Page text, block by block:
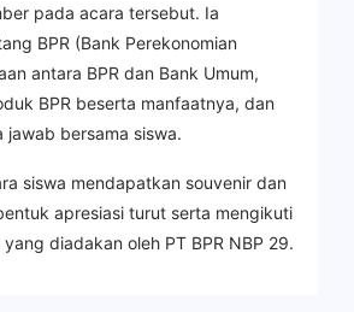
pada acara tersebut. Ia
BPR (Bank Perekonomian
antara BPR dan Bank Umum,
BPR beserta manfaatnya, dan
jawab bersama siswa.
siswa mendapatkan souvenir dan
apresiasi turut serta mengikuti
diadakan oleh PT BPR NBP 29.